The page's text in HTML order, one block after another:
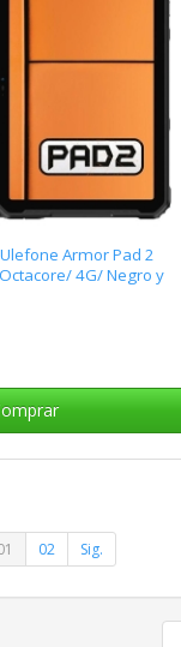
Armor Pad 2
4G/ Negro y
02 Sig.